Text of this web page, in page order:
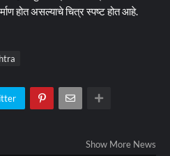
होत असल्याचे चित्र स्पष्ट होत आहे.
Show More News